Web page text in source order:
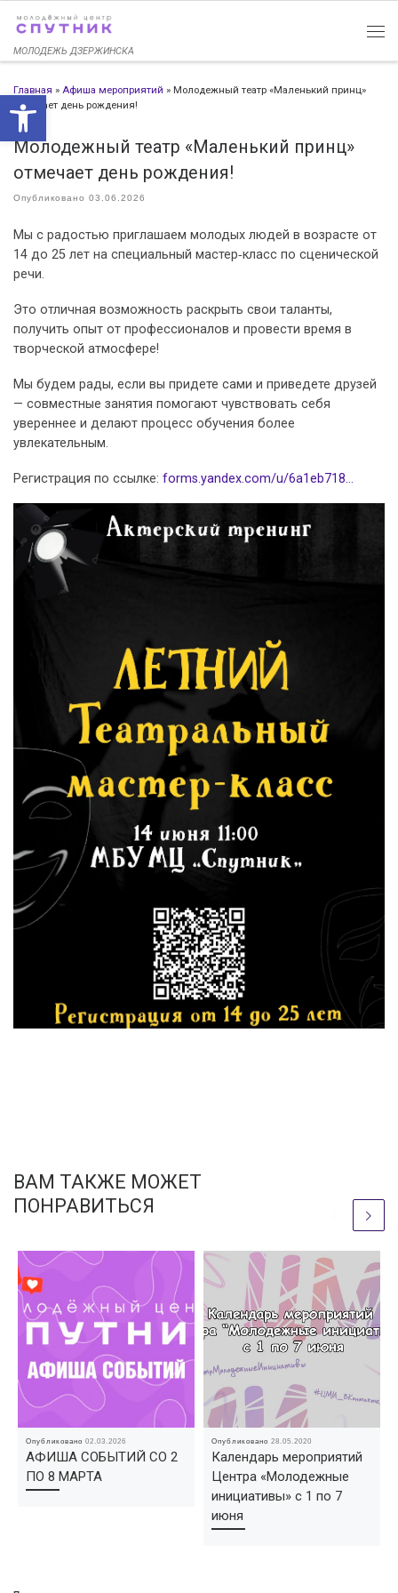
Открыть панель
Перейти к содержимому
МОЛОДЕЖЬ ДЗЕРЖИНСКА
Главная » Афиша мероприятий » Молодежный театр «Маленький принц»
отмечает день рождения!
Молодежный театр «Маленький принц»
отмечает день рождения!
Опубликовано 03.06.2026
Мы с радостью приглашаем молодых людей в возрасте от
14 до 25 лет на специальный мастер‑класс по сценической
речи.
Это отличная возможность раскрыть свои таланты,
получить опыт от профессионалов и провести время в
творческой атмосфере!
Мы будем рады, если вы придете сами и приведете друзей
— совместные занятия помогают чувствовать себя
увереннее и делают процесс обучения более
увлекательным.
Регистрация по ссылке: forms.yandex.com/u/6a1eb718…
ВАМ ТАКЖЕ МОЖЕТ
ПОНРАВИТЬСЯ
Опубликовано02.03.2026
АФИША СОБЫТИЙ СО 2
ПО 8 МАРТА
Опубликовано28.05.2020
Календарь мероприятий
Центра «Молодежные
инициативы» с 1 по 7
июня